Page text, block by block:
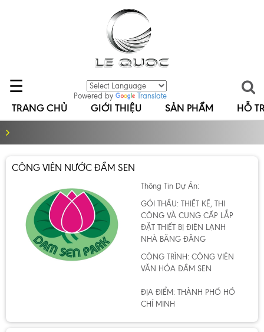
☰ Powered by Translate
TRANG CHỦ GIỚI THIỆU SẢN PHẨM HỖ
CÔNG VIÊN NƯỚC ĐẦM SEN
Thông Tin Dự Án:
GÓI THẦU: THIẾT KẾ, THI
CÔNG VÀ CUNG CẤP LẮP
ĐẶT THIẾT BỊ ĐIỆN LẠNH
NHÀ BĂNG ĐĂNG
CÔNG TRÌNH: CÔNG VIÊN
VĂN HÓA ĐẦM SEN
ĐỊA ĐIỂM: THÀNH PHỐ HỒ
CHÍ MINH